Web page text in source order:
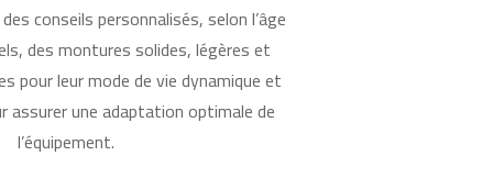
conseils personnalisés, selon l’âge
des montures solides, légères et
pour leur mode de vie dynamique et
assurer une adaptation optimale de
l’équipement.